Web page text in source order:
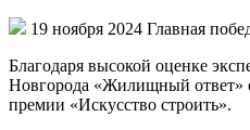
19 ноября 2024 Главная
Благодаря высокой оценке
Новгорода «Жилищный ответ»
премии «Искусство строить».